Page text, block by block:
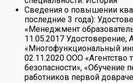
Сведения о повышении
последние 3 года):
«Менеджмент
11.05.2017
«Многофункциональный
02.11.2020 ООО «Агентство
безопасности», «Обучение
работников первой